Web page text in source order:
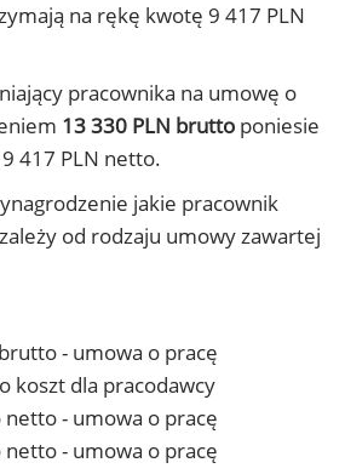
na rękę kwotę 9 417 PLN
pracownika na umowę o
13 330 PLN brutto poniesie
417 PLN netto.
jakie pracownik
od rodzaju umowy zawartej
- umowa o pracę
koszt dla pracodawcy
- umowa o pracę
- umowa o pracę